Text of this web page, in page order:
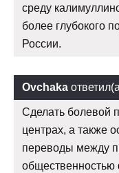
среду
более глубокого
России.
Ovchaka
Сделать болевой
центрах, а также
переводы между